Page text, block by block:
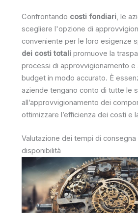
Confrontando costi fondiari , le
scegliere l'opzione di
conveniente per le loro esigenze
dei costi totali promuove la
processi di approvvigionamento e
budget in modo accurato. È
aziende tengano conto di tutte le
all’approvvigionamento dei
ottimizzare l’efficienza dei costi e
Valutazione dei tempi di consegna
disponibilità